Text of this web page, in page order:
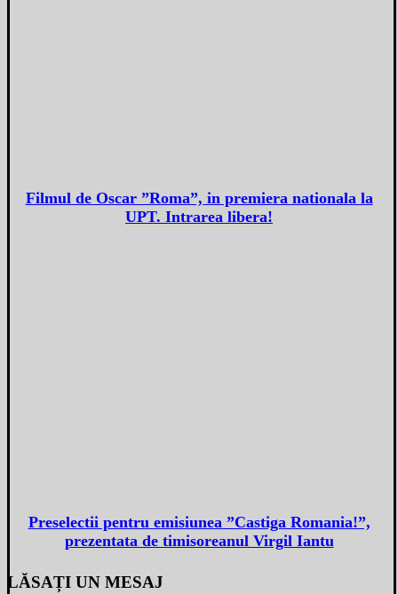
Filmul de Oscar ”Roma”, in premiera nationala la
UPT. Intrarea libera!
Preselectii pentru emisiunea ”Castiga Romania!”,
prezentata de timisoreanul Virgil Iantu
LĂSAȚI UN MESAJ